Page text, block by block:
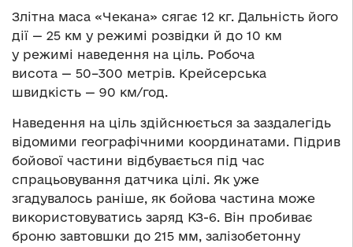
Злітна маса «Чекана» сягає 12 кг. Дальність його
дії — 25 км у режимі розвідки й до 10 км
у режимі наведення на ціль. Робоча
висота — 50–300 метрів. Крейсерська
швидкість — 90 км/год.
Наведення на ціль здійснюється за заздалегідь
відомими географічними координатами. Підрив
бойової частини відбувається під час
спрацьовування датчика цілі. Як уже
згадувалось раніше, як бойова частина може
використовуватись заряд КЗ-6. Він пробиває
броню завтовшки до 215 мм, залізобетонну